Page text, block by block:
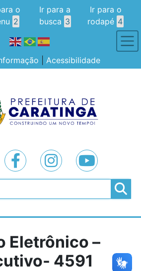
fonte
o
2
Ir para a
busca 3
Ir para o
rodapé 4
Acessibilidade
Eletrônico –
4591